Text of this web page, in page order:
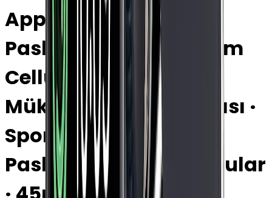
Apple Watch Series 7
Paslanmaz Çelik 45mm
Cellular Gece yarısı
Mükemmel · Gece Yarısı ·
Spor Siyah Kordon ·
Paslanmaz Çelik · Cellular